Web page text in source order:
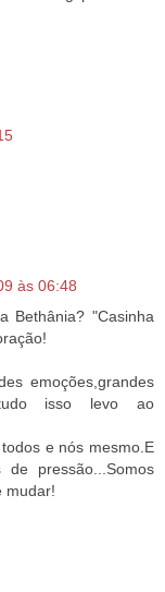
às 06:48
Bethânia? "Casinha
emoções,grandes
tudo isso levo ao
e nós mesmo.E
de pressão...Somos
mudar!